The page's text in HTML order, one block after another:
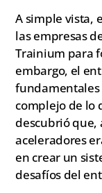
A simple vista,
las empresas
Trainium para
embargo, el
fundamentales
complejo de lo
descubrió que,
aceleradores
en crear un
desafíos del